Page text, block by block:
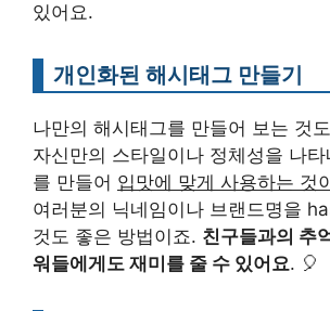
있어요.
개인화된 해시태그 만들기
나만의 해시태그를 만들어 보는 것
자신만의 스타일이나 정체성을 나
를 만들어 입맛에 맞게 사용하는 것
여러분의 닉네임이나 브랜드명을
것도 좋은 방법이죠. 친구들과의 추
워들에게도 재미를 줄 수 있어요. 🎈